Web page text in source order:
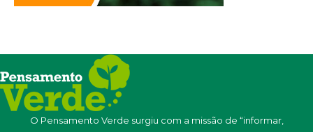
O Pensamento Verde surgiu com a missão de “informar,